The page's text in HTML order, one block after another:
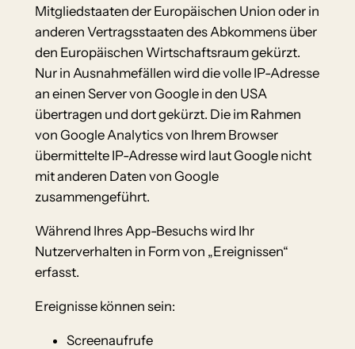
Mitgliedstaaten der Europäischen Union oder in
anderen Vertragsstaaten des Abkommens über
den Europäischen Wirtschaftsraum gekürzt.
Nur in Ausnahmefällen wird die volle IP-Adresse
an einen Server von Google in den USA
übertragen und dort gekürzt. Die im Rahmen
von Google Analytics von Ihrem Browser
übermittelte IP-Adresse wird laut Google nicht
mit anderen Daten von Google
zusammengeführt.
Während Ihres App-Besuchs wird Ihr
Nutzerverhalten in Form von „Ereignissen“
erfasst.
Ereignisse können sein:
Screenaufrufe